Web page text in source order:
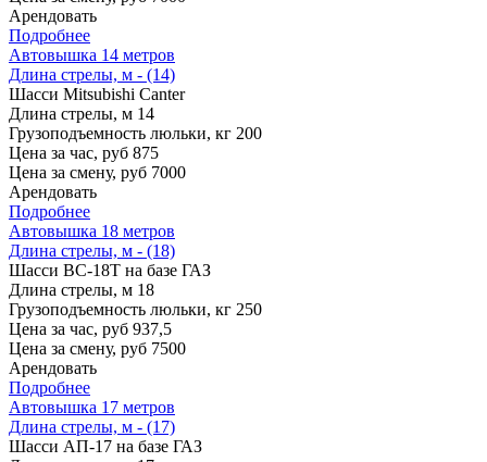
Арендовать
Подробнее
Автовышка 14 метров
Длина стрелы, м - (14)
Шасси Mitsubishi Canter
Длина стрелы, м 14
Грузоподъемность люльки, кг 200
Цена за час, руб 875
Цена за смену, руб 7000
Арендовать
Подробнее
Автовышка 18 метров
Длина стрелы, м - (18)
Шасси ВС-18Т на базе ГАЗ
Длина стрелы, м 18
Грузоподъемность люльки, кг 250
Цена за час, руб 937,5
Цена за смену, руб 7500
Арендовать
Подробнее
Автовышка 17 метров
Длина стрелы, м - (17)
Шасси АП-17 на базе ГАЗ